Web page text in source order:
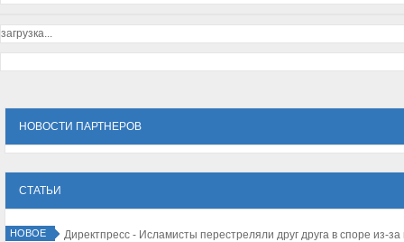
загрузка...
НОВОСТИ ПАРТНЕРОВ
СТАТЬИ
НОВОЕ
Директпресс - Количество туристов в Израиле резко падает